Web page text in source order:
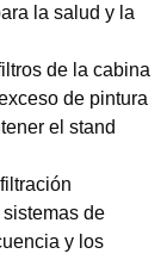
la salud y la
de la cabina
de pintura
el stand
de
y los